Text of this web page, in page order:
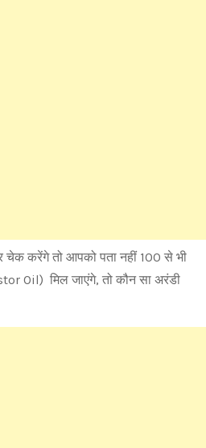
करेंगे तो आपको पता नहीं 100 से भी
Oil) मिल जाएंगे, तो कौन सा अरंडी